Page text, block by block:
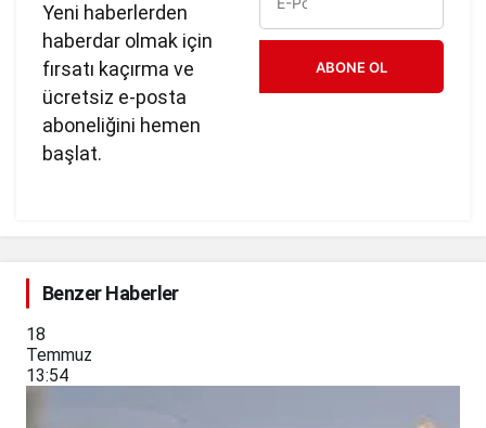
Yeni haberlerden
haberdar olmak için
fırsatı kaçırma ve
ücretsiz e-posta
aboneliğini hemen
başlat.
ABONE OL
Benzer Haberler
18
Temmuz
13:54